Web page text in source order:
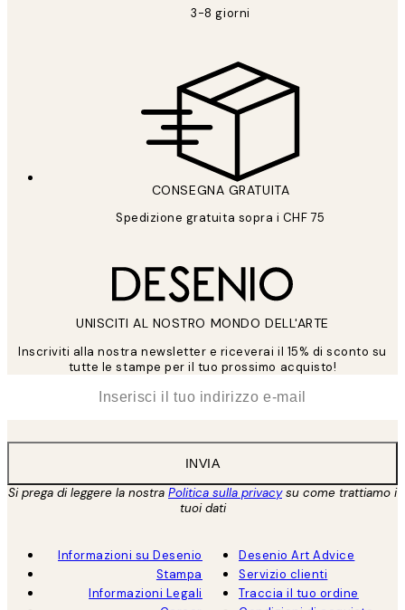
3-8 giorni
CONSEGNA GRATUITA
Spedizione gratuita sopra i CHF 75
UNISCITI AL NOSTRO MONDO DELL'ARTE
Inscriviti alla nostra newsletter e riceverai il 15% di sconto su
tutte le stampe per il tuo prossimo acquisto!
INVIA
Si prega di leggere la nostra Politica sulla privacysu come trattiamo i
tuoi dati
Informazioni su Desenio
Stampa
Informazioni Legali
Desenio Art Advice
Servizio clienti
Traccia il tuo ordine